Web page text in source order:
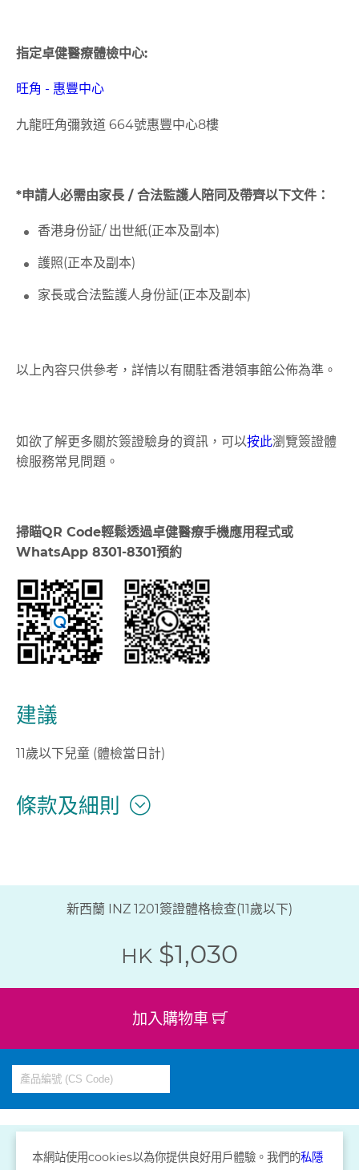
指定卓健醫療體檢中心:
旺角 - 惠豐中心
九龍旺角彌敦道 664號惠豐中心8樓
*申請人必需由家長 / 合法監護人陪同及帶齊以下文件：
香港身份証/ 出世紙(正本及副本)
護照(正本及副本)
家長或合法監護人身份証(正本及副本)
以上內容只供參考，詳情以有關駐香港領事館公佈為準。
如欲了解更多關於簽證驗身的資訊，可以按此​瀏覽簽證體
檢服務常見問題。
掃瞄QR Code輕鬆透過卓健醫療手機應用程式或
WhatsApp 8301-8301預約
建議
11歲以下兒童 (體檢當日計)
條款及細則
新西蘭 INZ 1201簽證體格檢查(11歲以下)
HK $1,030
加入購物車
本網站使用cookies以為你提供良好用戶體驗。我們的私隱